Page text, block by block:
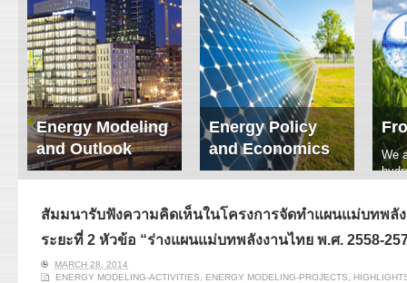
Energy Modeling
and Outlook
ERI conducts rigorous
energy supply and
energy-consuming
sectors. Our analyses
have been used for …
Energy Policy
and Economics
We focus on solar
innovation, solar PV
policy. Two patent-
solar collectors for …
We
สัมมนารับฟังความคิดเห็นในโครงการจัดทำแผนแม่บทพลัง
ระยะที่ 2 หัวข้อ “ร่างแผนแม่บทพลังงานไทย พ.ศ. 2558-
MARCH 28, 2014
ENERGY MODELING-ACTIVITIES
ENERGY MODELING-PROJECTS